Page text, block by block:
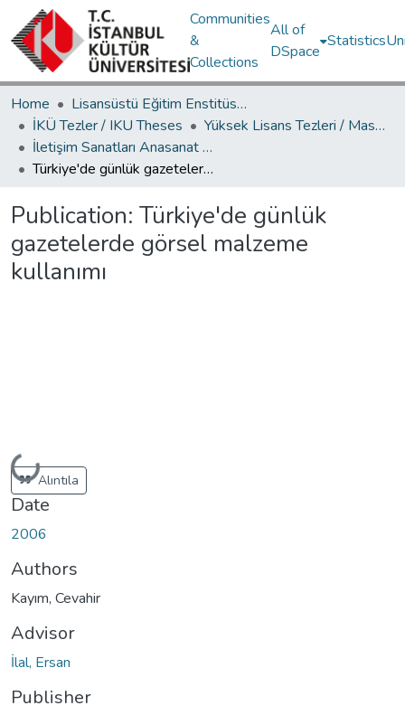
Communities
&
Collections
All of
DSpace
Statistics
Home
Lisansüstü Eğitim Enstitüsü / Postgraduate Education Institute
İKÜ Tezler / IKU Theses
Yüksek Lisans Tezleri / Master's Theses
İletişim Sanatları Anasanat Dalı / Communication Arts Department
Türkiye'de günlük gazetelerde görsel malzeme kullanımı
Publication: Türkiye'de günlük
gazetelerde görsel malzeme
kullanımı
Loading...
Alıntıla
Date
2006
Authors
Kayım, Cevahir
Advisor
İlal, Ersan
Publisher